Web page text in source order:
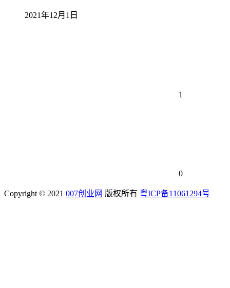
2021年12月1日
1
0
Copyright © 2021 007创业网 版权所有 粤ICP备11061294号